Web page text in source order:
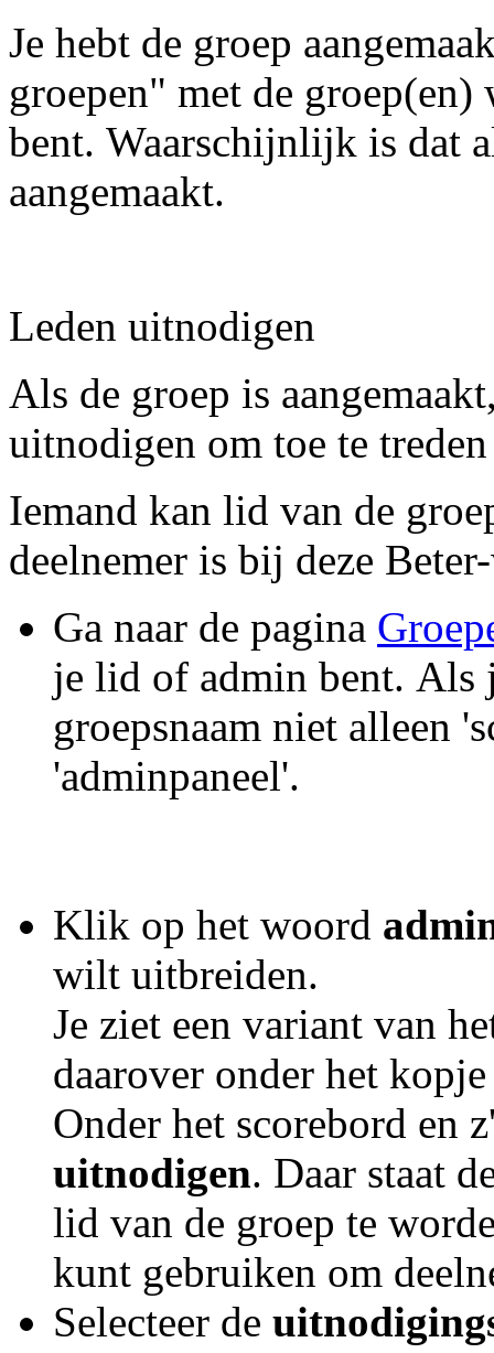
Je hebt de groep
groepen" met de
bent. Waarschijnlijk is dat
aangemaakt.
Leden uitnodigen
Als de groep is
uitnodigen om toe te
Iemand kan lid van de
deelnemer is bij deze
Ga naar de pagina
je lid of admin bent. Als
groepsnaam niet alleen
'adminpaneel'.
Klik op het woord
wilt uitbreiden.
Je ziet een variant van
daarover onder het
Onder het scorebord en
uitnodigen. Daar staat
lid van de groep te
kunt gebruiken om
Selecteer de